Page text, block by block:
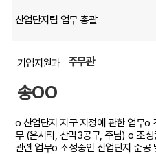
산업단지팀 업무 총괄
기업지원과 주무관
송OO
ο 산업단지 지구 지정에 관한 업무ο
무(온시티, 산막3공구, 주남)ο 조성
관련 업무ο 조성중인 산업단지 준공